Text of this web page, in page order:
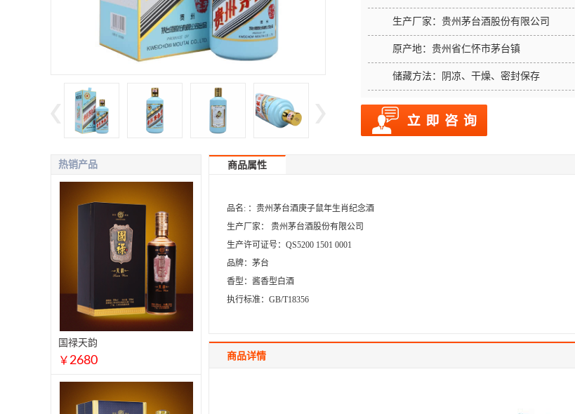
生产厂家： 贵州茅台酒股份有限公司
原产地： 贵州省仁怀市茅台镇
储藏方法： 阴凉、干燥、密封保存
热销产品
国禄天韵
￥2680
商品属性
品名: ：贵州茅台酒庚子鼠年生肖纪念酒
生产厂家： 贵州茅台酒股份有限公司
生产许可证号：QS5200 1501 0001
品牌：茅台
香型：酱香型白酒
执行标准：GB/T18356
商品详情